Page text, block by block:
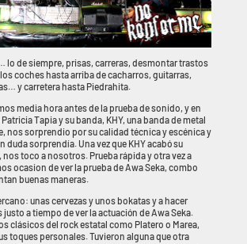
lo de siempre, prisas, carreras, desmontar trastos
coches hasta arriba de cacharros, guitarras,
y carretera hasta Piedrahita.
media hora antes de la prueba de sonido, y en
Tapia y su banda, KHY, una banda de metal
nos sorprendio por su calidad técnica y escénica y
duda sorprendía. Una vez que KHY acabó su
toco a nosotros. Prueba rápida y otra vez a
ocasion de ver la prueba de Awa Seka, combo
buenas maneras.
unas cervezas y unos bokatas y a hacer
a tiempo de ver la actuación de Awa Seka.
clásicos del rock estatal como Platero o Marea,
toques personales. Tuvieron alguna que otra